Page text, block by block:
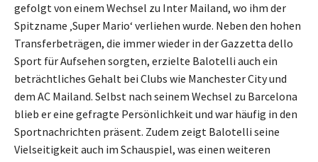
gefolgt von einem Wechsel zu Inter Mailand, wo ihm der
Spitzname ‚Super Mario‘ verliehen wurde. Neben den hohen
Transferbeträgen, die immer wieder in der Gazzetta dello
Sport für Aufsehen sorgten, erzielte Balotelli auch ein
beträchtliches Gehalt bei Clubs wie Manchester City und
dem AC Mailand. Selbst nach seinem Wechsel zu Barcelona
blieb er eine gefragte Persönlichkeit und war häufig in den
Sportnachrichten präsent. Zudem zeigt Balotelli seine
Vielseitigkeit auch im Schauspiel, was einen weiteren